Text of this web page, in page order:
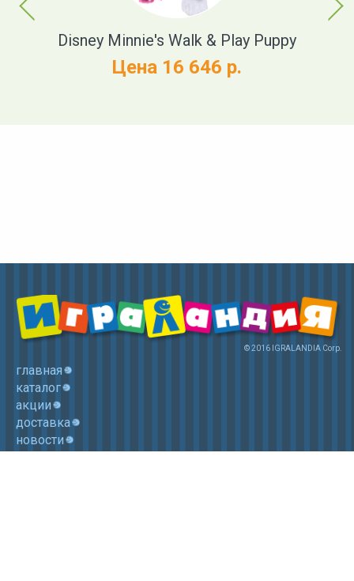
Disney Minnie's Walk & Play Puppy
Цена 16 646 р.
© 2016 IGRALANDIA Corp.
главная
каталог
акции
доставка
новости